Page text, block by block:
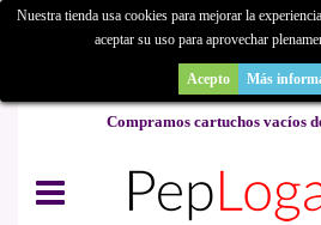
¿Buscas un repuesto de copiadora o
encuentras?
Compramos cartuchos vacíos
Nuestra tienda usa cookies para mejorar la
aceptar su uso para aprovechar
Acepto Más